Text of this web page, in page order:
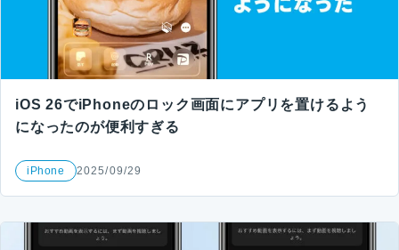
iOS 26でiPhoneのロック画面にアプリを置けるよう
になったのが便利すぎる
iPhone 2025/09/29